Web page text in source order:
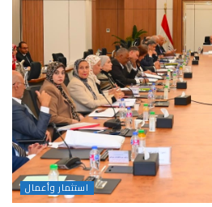
استثمار وأعمال